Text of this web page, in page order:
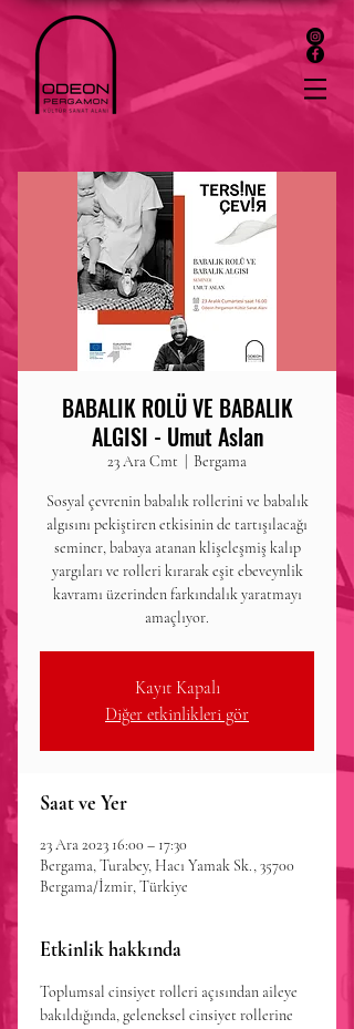
BABALIK ROLÜ VE BABALIK
ALGISI - Umut Aslan
23 Ara Cmt Bergama
Sosyal çevrenin babalık rollerini ve babalık
algısını pekiştiren etkisinin de tartışılacağı
seminer, babaya atanan klişeleşmiş kalıp
yargıları ve rolleri kırarak eşit ebeveynlik
kavramı üzerinden farkındalık yaratmayı
amaçlıyor.
Kayıt Kapalı
Diğer etkinlikleri gör
Saat ve Yer
23 Ara 2023 16:00 – 17:30
Bergama, Turabey, Hacı Yamak Sk., 35700
Bergama/İzmir, Türkiye
Etkinlik hakkında
Toplumsal cinsiyet rolleri açısından aileye
bakıldığında, geleneksel cinsiyet rollerine